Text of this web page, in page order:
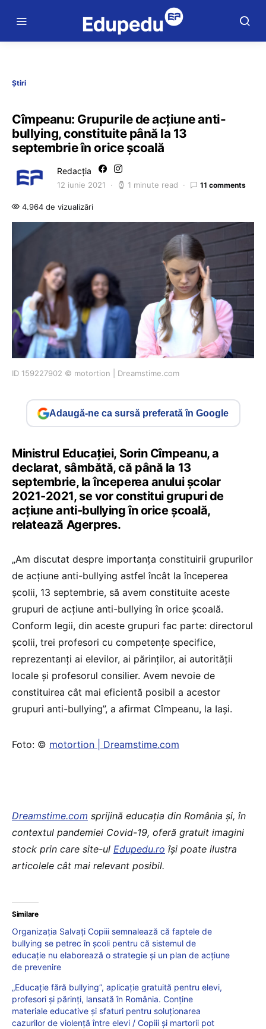
Știri
Cîmpeanu: Grupurile de acțiune anti-
bullying, constituite până la 13
septembrie în orice școală
Redacția
12 iunie 2021 1 minute read 11 comments
4.964 de vizualizări
ID 159227902 © motortion | Dreamstime.com
Adaugă-ne ca sursă preferată în Google
Ministrul Educaţiei, Sorin Cîmpeanu, a
declarat, sâmbătă, că până la 13
septembrie, la începerea anului şcolar
2021-2021, se vor constitui grupuri de
acţiune anti-bullying în orice şcoală,
relatează Agerpres.
„Am discutat despre importanţa constituirii grupurilor
de acţiune anti-bullying astfel încât la începerea
şcolii, 13 septembrie, să avem constituite aceste
grupuri de acţiune anti-bullying în orice şcoală.
Conform legii, din aceste grupuri fac parte: directorul
şcolii, trei profesori cu competenţe specifice,
reprezentanţi ai elevilor, ai părinţilor, ai autorităţii
locale şi profesorul consilier. Avem nevoie de
constituirea cât mai eficientă posibil a acestor
grupuri anti-bullying”, a afirmat Cîmpeanu, la Iaşi.
Foto: © motortion | Dreamstime.com
Dreamstime.com sprijină educaţia din România şi, în
contextul pandemiei Covid-19, oferă gratuit imagini
stock prin care site-ul Edupedu.ro îşi poate ilustra
articolele cât mai relevant posibil.
Similare
Organizația Salvați Copiii semnalează că faptele de
bullying se petrec în școli pentru că sistemul de
educație nu elaborează o strategie și un plan de acțiune
de prevenire
„Educație fără bullying”, aplicație gratuită pentru elevi,
profesori și părinți, lansată în România. Conține
materiale educative și sfaturi pentru soluționarea
cazurilor de violență între elevi / Copiii și martorii pot